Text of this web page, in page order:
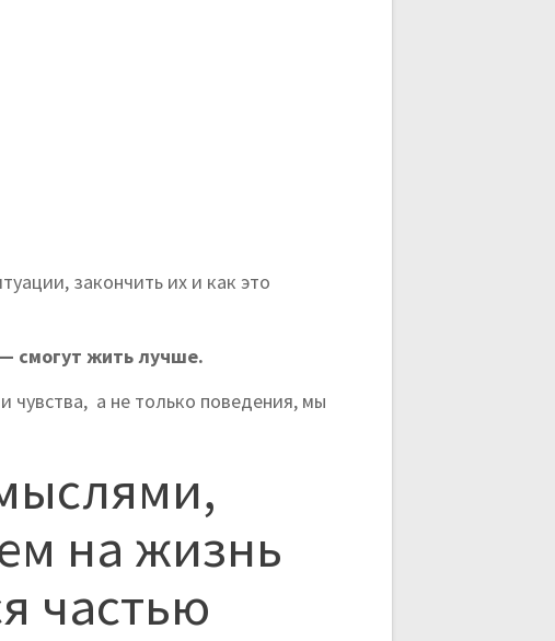
закончить их и как это
смогут жить лучше.
а не только поведения, мы
на жизнь
частью